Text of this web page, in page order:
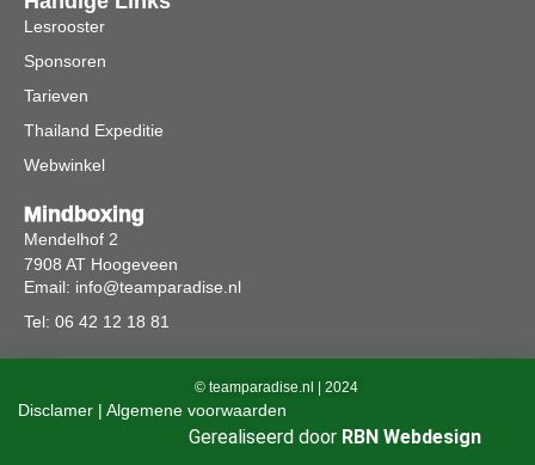
Lesrooster
Sponsoren
Tarieven
Thailand Expeditie
Webwinkel
Mindboxing
Mendelhof 2
7908 AT Hoogeveen
Email: info@teamparadise.nl
Tel: 06 42 12 18 81
© teamparadise.nl | 2024
Disclamer | Algemene voorwaarden
Gerealiseerd door RBN Webdesign